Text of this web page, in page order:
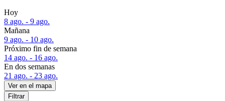
Hoy
8 ago. - 9 ago.
Mañana
9 ago. - 10 ago.
Próximo fin de semana
14 ago. - 16 ago.
En dos semanas
21 ago. - 23 ago.
Ver en el mapa
Filtrar